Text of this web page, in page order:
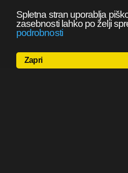
Spletna stran uporablja
zasebnosti lahko po želji
podrobnosti
Zapri